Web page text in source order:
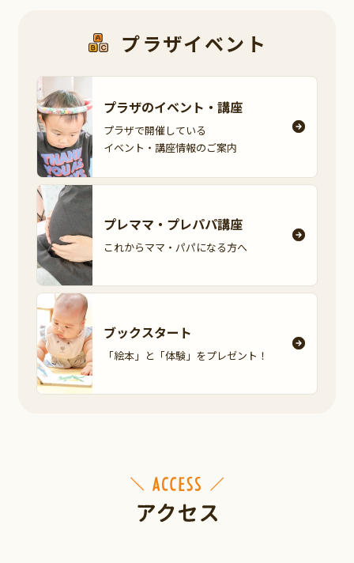
プラザイベント
プラザのイベント・ 講座
プラザで開催している
イベント・講座情報のご案内
プレママ・ プレパパ講座
これからママ・パパになる方へ
ブックスタート
「絵本」と「体験」をプレゼント！